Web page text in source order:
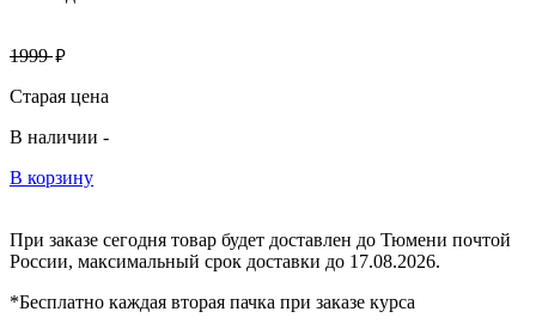
1999руб.
Старая цена
В наличии -
В корзину
При заказе сегодня товар будет доставлен до Тюмени почтой
России, максимальный срок доставки до 17.08.2026.
*Бесплатно каждая вторая пачка при заказе курса